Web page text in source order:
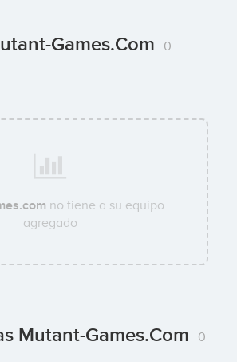
Games.com 0
no tiene a su equipo
agregado
Mutant-Games.com 0